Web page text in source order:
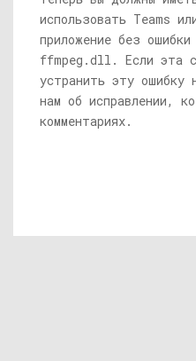
использовать Teams
приложение без
ffmpeg.dll . Если эта
устранить эту ошибку
нам об исправлении,
комментариях.